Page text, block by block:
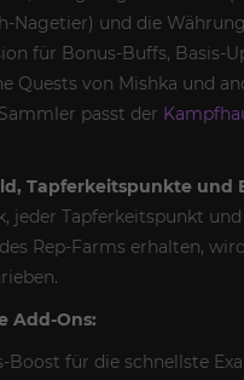
Nagetier) und die
für Bonus-Buffs, Basis-
Quests von Mishka und
passt der
Tapferkeitspunkte und
jeder Tapferkeitspunkt
Rep-Farms erhalten,
Add-Ons:
Boost für die schnellste